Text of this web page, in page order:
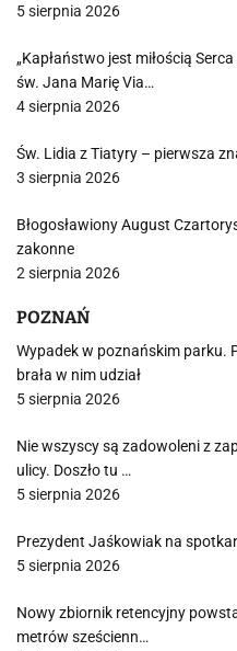
5 sierpnia 2026
„Kapłaństwo jest miłością
św. Jana Marię Via…
4 sierpnia 2026
Św. Lidia z Tiatyry – pierwsza
3 sierpnia 2026
Błogosławiony August
zakonne
2 sierpnia 2026
POZNAŃ
Wypadek w poznańskim parku.
brała w nim udział
5 sierpnia 2026
Nie wszyscy są zadowoleni z
ulicy. Doszło tu …
5 sierpnia 2026
Prezydent Jaśkowiak na
5 sierpnia 2026
Nowy zbiornik retencyjny
metrów sześcienn…